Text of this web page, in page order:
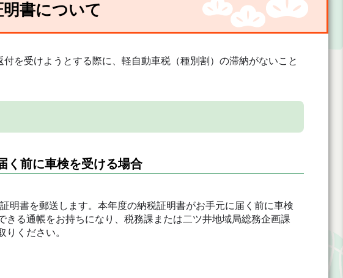
書について
を受けようとする際に、軽自動車税（種別割）の滞納がないこと
く前に車検を受ける場合
明書を郵送します。本年度の納税証明書がお手元に届く前に車検
きる通帳をお持ちになり、税務課または二ツ井地域局総務企画課
ください。